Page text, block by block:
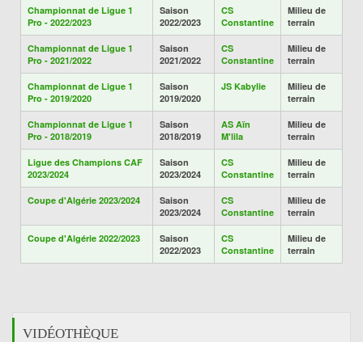
Championnat de Ligue 1
Pro - 2022/2023
Saison
2022/2023
CS
Constantine
Milieu de
terrain
Championnat de Ligue 1
Pro - 2021/2022
Saison
2021/2022
CS
Constantine
Milieu de
terrain
Championnat de Ligue 1
Pro - 2019/2020
Saison
2019/2020
JS Kabylie
Milieu de
terrain
Championnat de Ligue 1
Pro - 2018/2019
Saison
2018/2019
AS Aïn
M'lila
Milieu de
terrain
Ligue des Champions CAF
2023/2024
Saison
2023/2024
CS
Constantine
Milieu de
terrain
Coupe d'Algérie 2023/2024
Saison
2023/2024
CS
Constantine
Milieu de
terrain
Coupe d'Algérie 2022/2023
Saison
2022/2023
CS
Constantine
Milieu de
terrain
VIDÉOTHÈQUE